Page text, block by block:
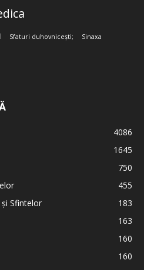
Sfaturi duhovnicești; Sinaxa
4086
1645
750
455
Sfintelor
183
163
160
160